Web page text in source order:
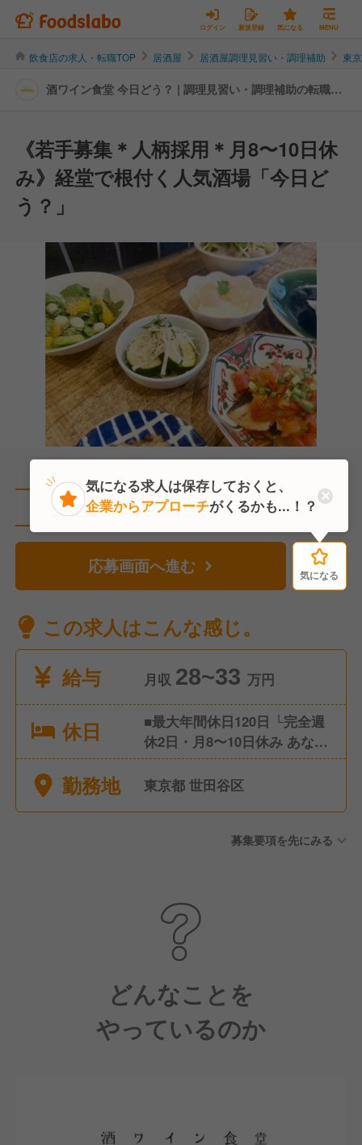
ログイン 新規登録 気になる MENU
飲食店の求人・転職TOP 居酒屋 居酒屋調理見習い・調理補助 東
酒ワイン食堂 今日どう？ | 調理見習い・調理補助の転職・
《若手募集＊人柄採用＊月8〜10日休
み》経堂で根付く人気酒場「今日ど
う？」
直近2人がこの求人を検討中
応募画面へ進む 気になる
この求人はこんな感じ。
給与
月収 28~33 万円
休日
■最大年間休日120日 └完全週
休2日・月8〜10日休み あなた
のライフスタイルに合わせて
選択可能 休みが多くても給与
高いです) ■慶弔休暇 ■育休・
勤務地 東京都 世田谷区
募集要項を先にみる
どんなことを
やっているのか
気になる
気になる求人は保存しておくと、
企業からアプローチがくるかも...！？